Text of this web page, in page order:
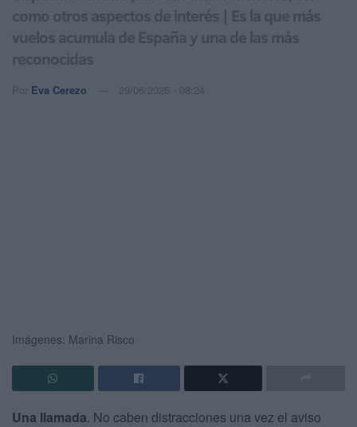
como otros aspectos de interés | Es la que más
vuelos acumula de España y una de las más
reconocidas
Por Eva Cerezo 29/06/2025 - 08:24
Imágenes: Marina Risco
Una llamada. No caben distracciones una vez el aviso